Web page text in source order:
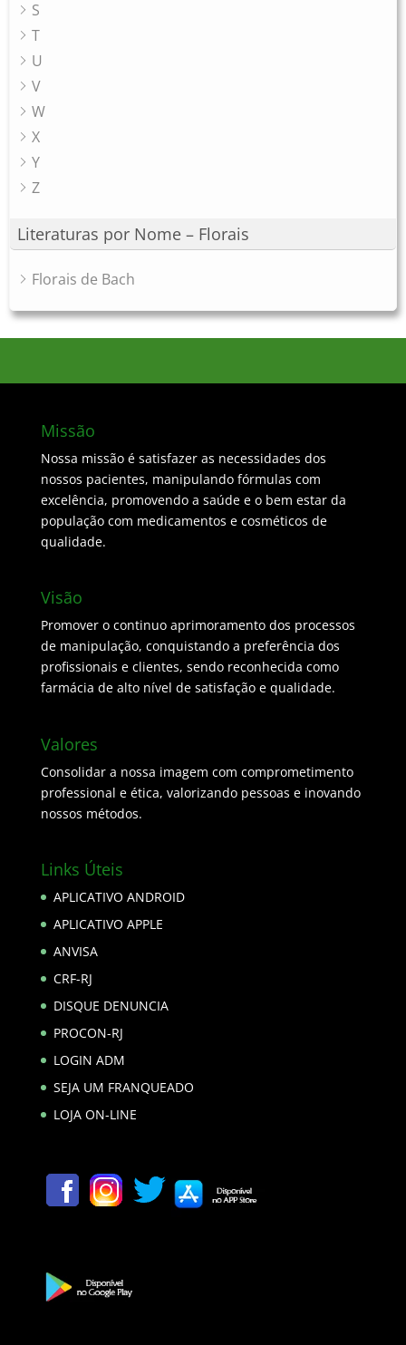
S
T
U
V
W
X
Y
Z
Literaturas por Nome – Florais
Florais de Bach
Missão
Nossa missão é satisfazer as necessidades dos
nossos pacientes, manipulando fórmulas com
excelência, promovendo a saúde e o bem estar da
população com medicamentos e cosméticos de
qualidade.
Visão
Promover o continuo aprimoramento dos processos
de manipulação, conquistando a preferência dos
profissionais e clientes, sendo reconhecida como
farmácia de alto nível de satisfação e qualidade.
Valores
Consolidar a nossa imagem com comprometimento
professional e ética, valorizando pessoas e inovando
nossos métodos.
Links Úteis
APLICATIVO ANDROID
APLICATIVO APPLE
ANVISA
CRF-RJ
DISQUE DENUNCIA
PROCON-RJ
LOGIN ADM
SEJA UM FRANQUEADO
LOJA ON-LINE